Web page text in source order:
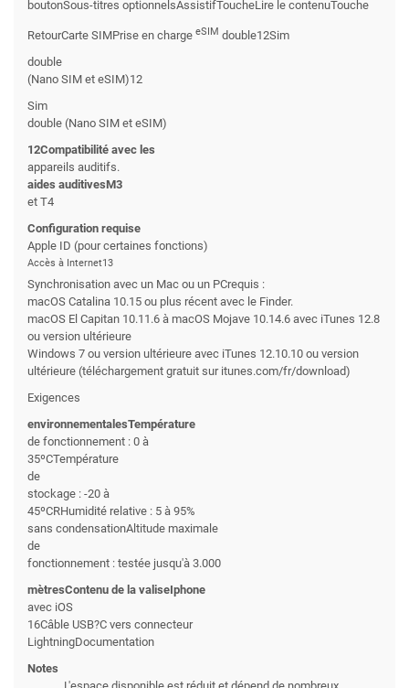
boutonSous-titres optionnelsAssistifToucheLire le contenuTouche
RetourCarte SIMPrise en charge eSIM double12Sim
double
(Nano SIM et eSIM)12
Sim
double (Nano SIM et eSIM)
12Compatibilité avec les
appareils auditifs.
aides auditivesM3
et T4
Configuration requise
Apple ID (pour certaines fonctions)
Accès à Internet13
Synchronisation avec un Mac ou un PCrequis :
macOS Catalina 10.15 ou plus récent avec le Finder.
macOS El Capitan 10.11.6 à macOS Mojave 10.14.6 avec iTunes 12.8
ou version ultérieure
Windows 7 ou version ultérieure avec iTunes 12.10.10 ou version
ultérieure (téléchargement gratuit sur itunes.com/fr/download)
Exigences
environnementalesTempérature
de fonctionnement : 0 à
35ºCTempérature
de
stockage : -20 à
45ºCRHumidité relative : 5 à 95%
sans condensationAltitude maximale
de
fonctionnement : testée jusqu'à 3.000
mètresContenu de la valiseIphone
avec iOS
16Câble USB?C vers connecteur
LightningDocumentation
Notes